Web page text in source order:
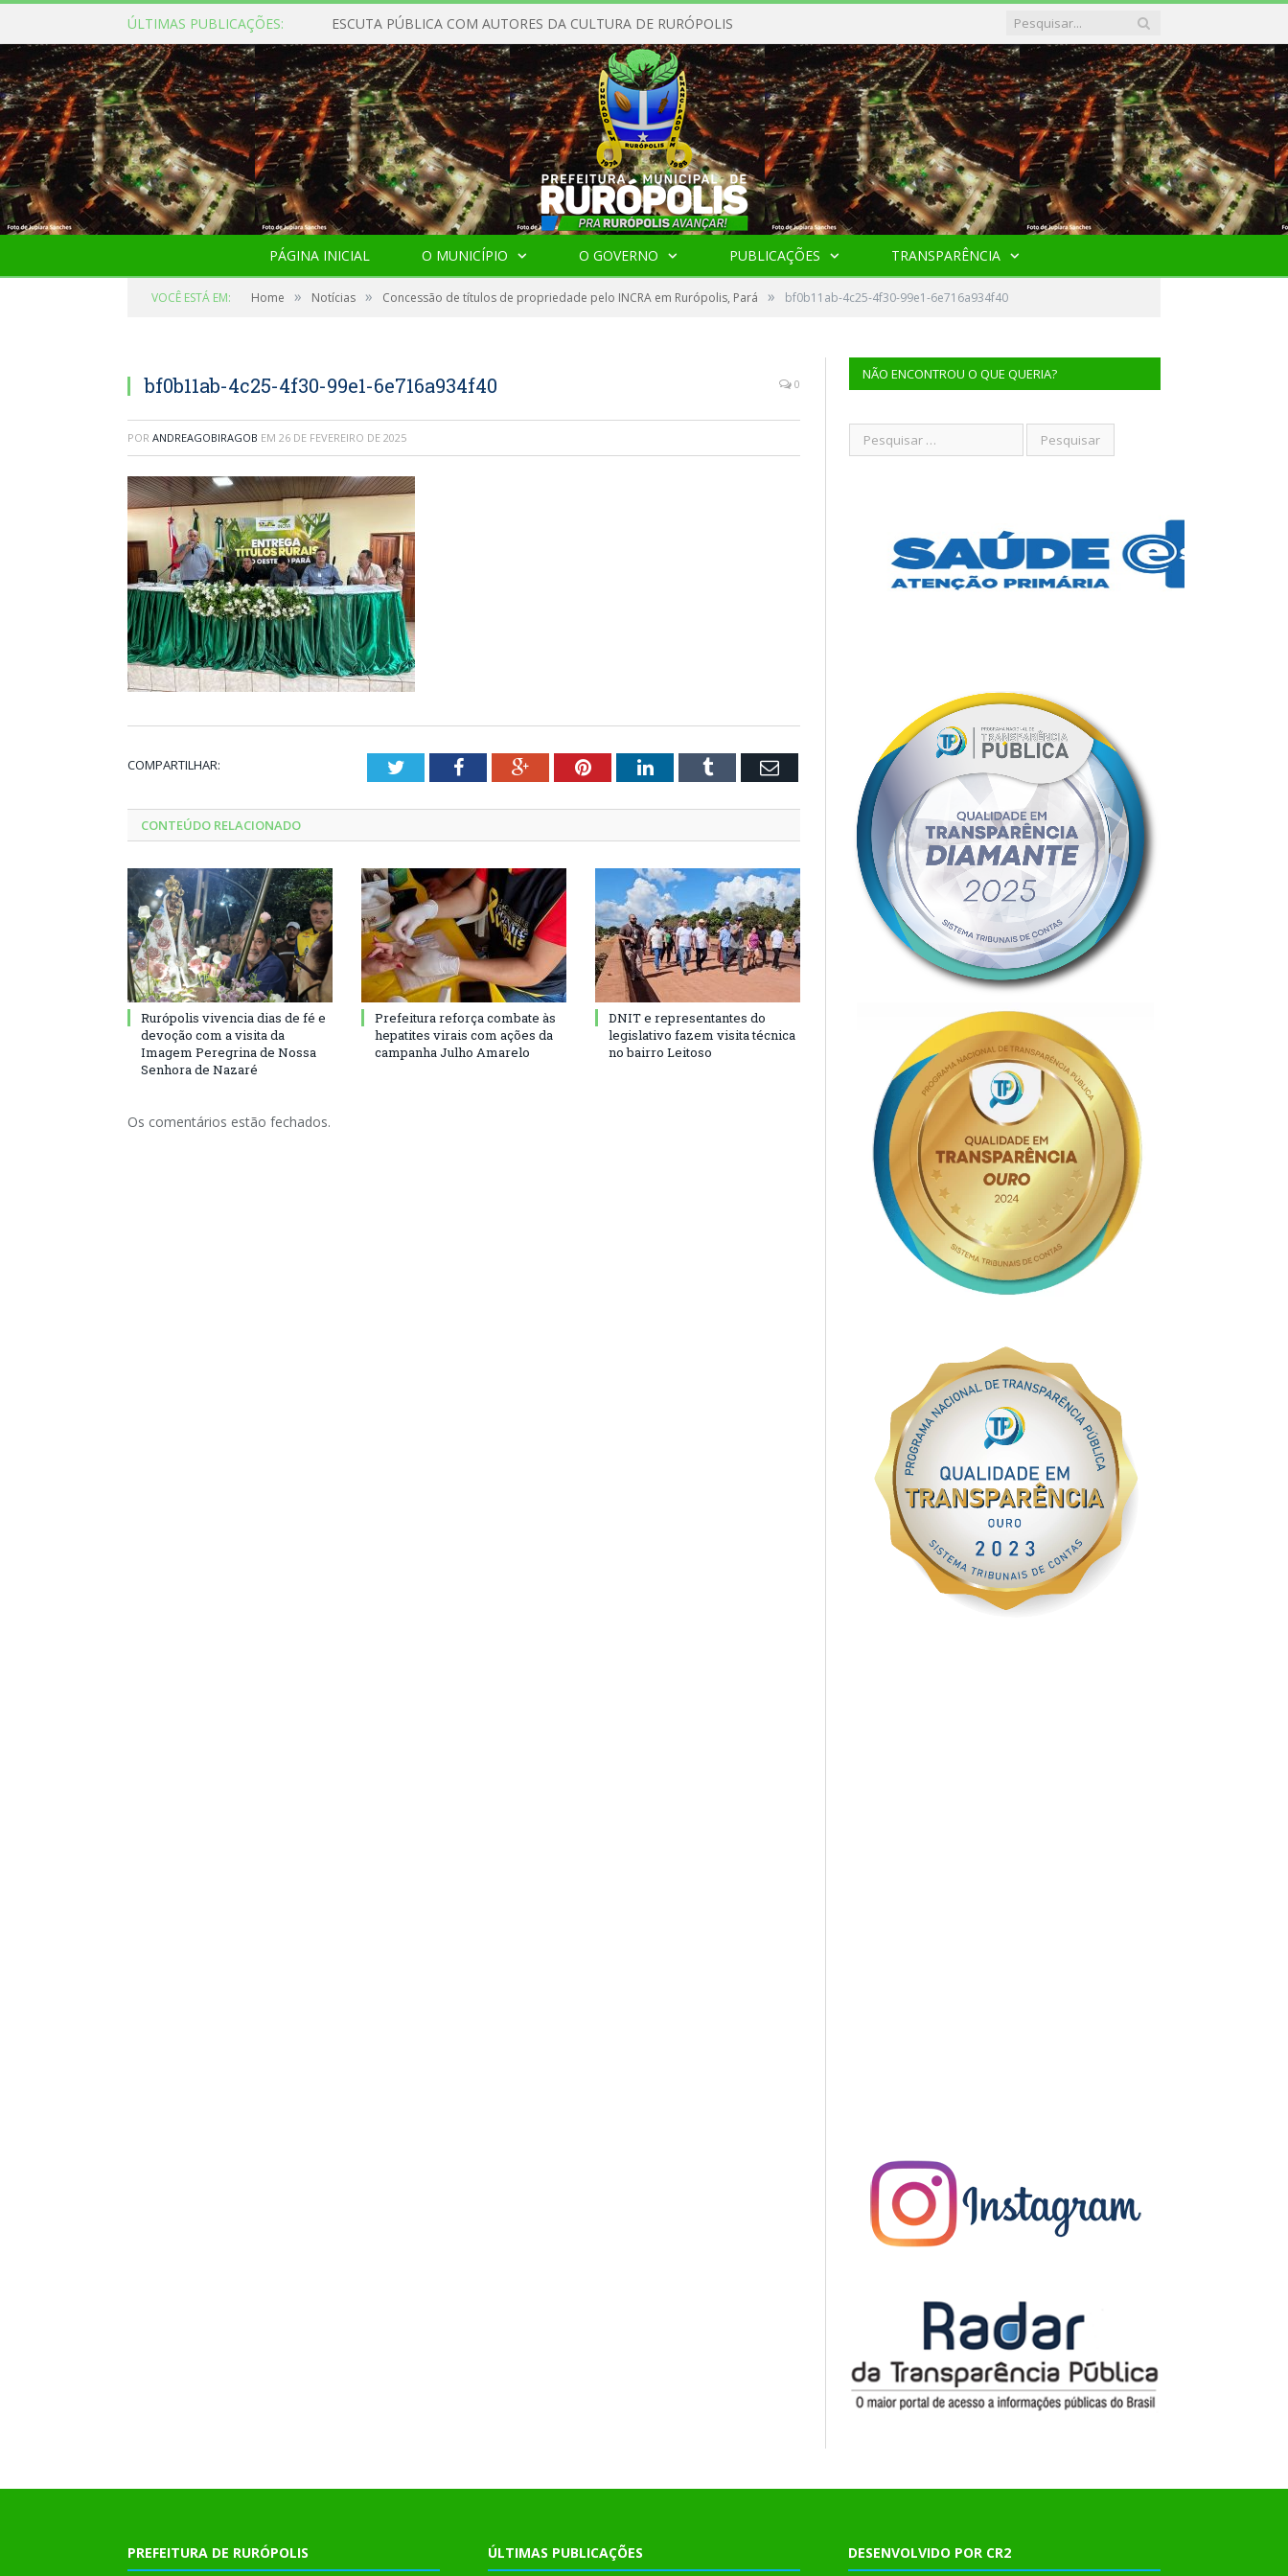
ÚLTIMAS PUBLICAÇÕES: ESCUTA PÚBLICA COM AUTORES DA CULTURA DE RURÓPOLIS
PÁGINA INICIAL O MUNICÍPIO O GOVERNO PUBLICAÇÕES TRANSPARÊNCIA
VOCÊ ESTÁ EM: Home » Notícias » Concessão de títulos de propriedade pelo INCRA em Rurópolis, Pará » bf0b11ab-4c25-4f30-99e1-6e716a934f40
bf0b11ab-4c25-4f30-99e1-6e716a934f40 0
POR ANDREAGOBIRAGOB EM 26 DE FEVEREIRO DE 2025
COMPARTILHAR: TwitterFacebookGoogle+PinterestLinkedInTumblr Email
CONTEÚDO RELACIONADO
Rurópolis vivencia dias de fé e
devoção com a visita da
Imagem Peregrina de Nossa
Senhora de Nazaré
Prefeitura reforça combate às
hepatites virais com ações da
campanha Julho Amarelo
DNIT e representantes do
legislativo fazem visita técnica
no bairro Leitoso
Os comentários estão fechados.
NÃO ENCONTROU O QUE QUERIA?
PREFEITURA DE RURÓPOLIS ÚLTIMAS PUBLICAÇÕES DESENVOLVIDO POR CR2